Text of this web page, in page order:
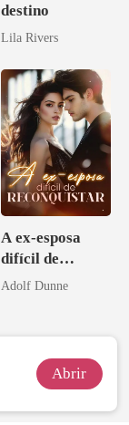
destino
Lila Rivers
A ex-esposa
difícil de
reconquistar
Adolf Dunne
Abrir